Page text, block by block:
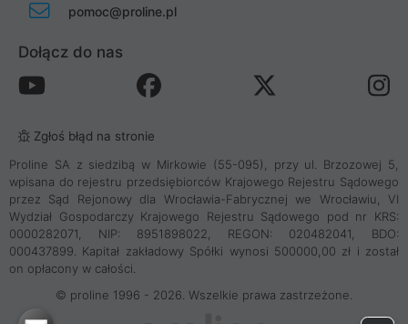
pomoc@proline.pl
Dołącz do nas
Zgłoś błąd na stronie
Proline SA z siedzibą w Mirkowie (55-095), przy ul. Brzozowej 5,
wpisana do rejestru przedsiębiorców Krajowego Rejestru Sądowego
przez Sąd Rejonowy dla Wrocławia-Fabrycznej we Wrocławiu, VI
Wydział Gospodarczy Krajowego Rejestru Sądowego pod nr KRS:
0000282071, NIP: 8951898022, REGON: 020482041, BDO:
000437899. Kapitał zakładowy Spółki wynosi 500000,00 zł i został
on opłacony w całości.
© proline 1996 - 2026. Wszelkie prawa zastrzeżone.